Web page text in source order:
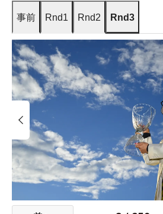
事前 Rnd1 Rnd2 Rnd3